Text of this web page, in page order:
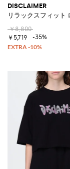
DISCLAIMER
リラックスフィット
￥8,800
￥5,719
-35%